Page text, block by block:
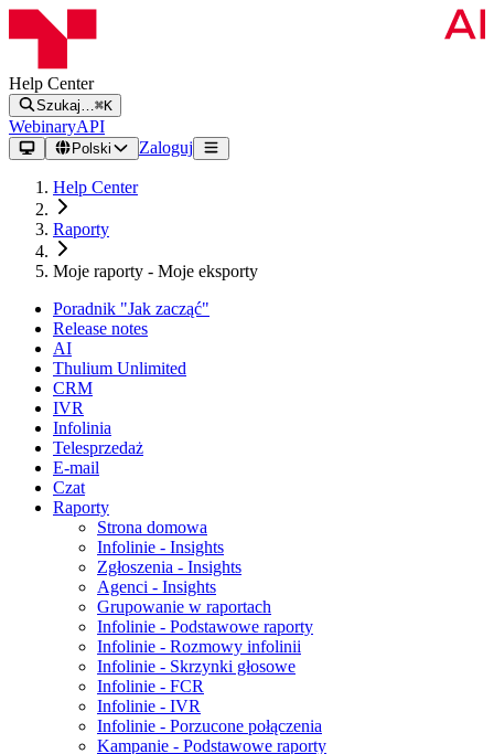
Help Center
Szukaj… ⌘K
WebinaryAPI
Polski Zaloguj
Help Center
Raporty
Moje raporty - Moje eksporty
Poradnik "Jak zacząć"
Release notes
AI
Thulium Unlimited
CRM
IVR
Infolinia
Telesprzedaż
E-mail
Czat
Raporty
Strona domowa
Infolinie - Insights
Zgłoszenia - Insights
Agenci - Insights
Grupowanie w raportach
Infolinie - Podstawowe raporty
Infolinie - Rozmowy infolinii
Infolinie - Skrzynki głosowe
Infolinie - FCR
Infolinie - IVR
Infolinie - Porzucone połączenia
Kampanie - Podstawowe raporty